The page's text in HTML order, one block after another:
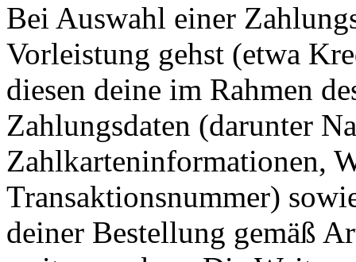
Bei Auswahl einer
Vorleistung gehst (etwa
diesen deine im Rahmen
Zahlungsdaten (darunter
Zahlkarteninformationen,
Transaktionsnummer)
deiner Bestellung gemäß